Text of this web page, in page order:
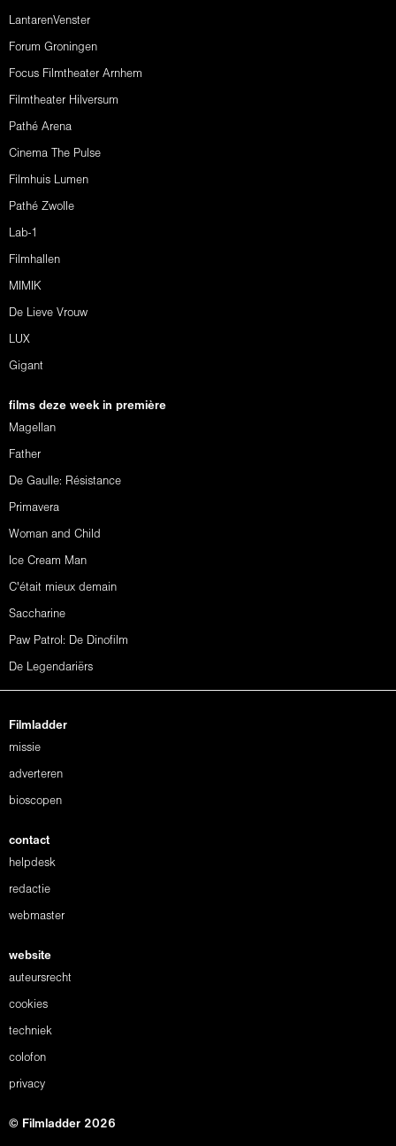
LantarenVenster
Forum Groningen
Focus Filmtheater Arnhem
Filmtheater Hilversum
Pathé Arena
Cinema The Pulse
Filmhuis Lumen
Pathé Zwolle
Lab-1
Filmhallen
MIMIK
De Lieve Vrouw
LUX
Gigant
films deze week in première
Magellan
Father
De Gaulle: Résistance
Primavera
Woman and Child
Ice Cream Man
C'était mieux demain
Saccharine
Paw Patrol: De Dinofilm
De Legendariërs
Filmladder
missie
adverteren
bioscopen
contact
helpdesk
redactie
webmaster
website
auteursrecht
cookies
techniek
colofon
privacy
© Filmladder 2026